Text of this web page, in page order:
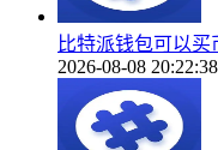
比特派钱包可以
2026-08-08 20:22:38